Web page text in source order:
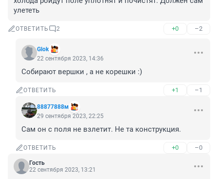
улететь
ОТВЕТИТЬ 2 +0 –2
Glok
22 сентября 2023, 14:36
Собирают вершки , а не корешки :)
ОТВЕТИТЬ +1 –1
88877888м
29 сентября 2023, 22:25
Сам он с поля не взлетит. Не та конструкция.
ОТВЕТИТЬ +0 –0
Гость
22 сентября 2023, 13:21